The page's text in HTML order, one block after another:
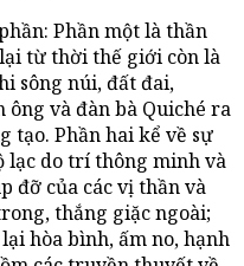
Phần một là thần
từ thời thế giới còn là
sông núi, đất đai,
và đàn bà Quiché ra
tạo. Phần hai kể về sự
lạc do trí thông minh và
đỡ của các vị thần và
thắng giặc ngoài;
hòa bình, ấm no, hạnh